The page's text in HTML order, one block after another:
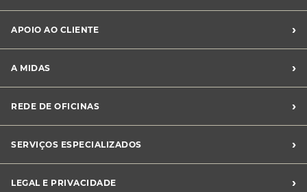
Franchising Midas
APOIO AO CLIENTE ›
Livro de Reclamações
Canal de Denúncias
Perguntas Frequentes
A MIDAS ›
Sustentabilidade
Notícias Midas
REDE DE OFICINAS ›
SERVIÇOS ESPECIALIZADOS
›
LEGAL E PRIVACIDADE
›